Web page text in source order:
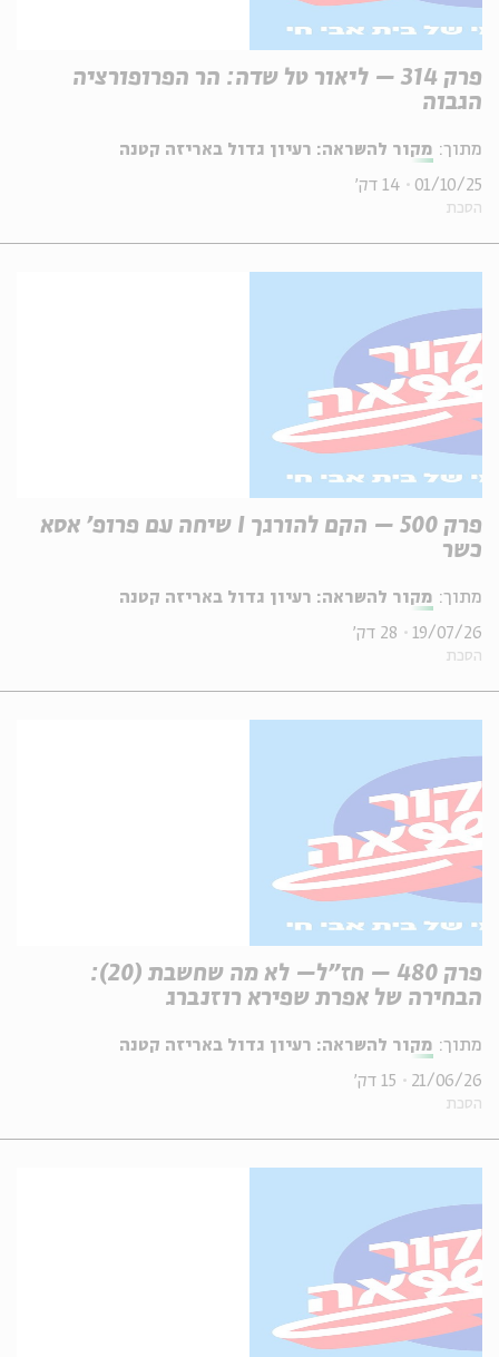
פרק 314 – ליאור טל שדה: הר הפרופורציה
הגבוה
מתוך: מקור להשראה: רעיון גדול באריזה קטנה
הסכת
01/10/25 14 דק'
פרק 500 – הקם להורגך I שיחה עם פרופ' אסא
כשר
מתוך: מקור להשראה: רעיון גדול באריזה קטנה
הסכת
19/07/26 28 דק'
פרק 480 – חז"ל– לא מה שחשבת (20):
הבחירה של אפרת שפירא רוזנברג
מתוך: מקור להשראה: רעיון גדול באריזה קטנה
הסכת
21/06/26 15 דק'